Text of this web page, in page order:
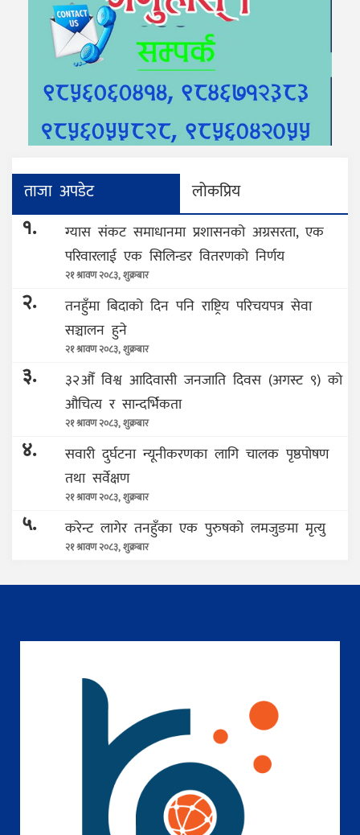
ताजा अपडेट लोकप्रिय
१.
ग्यास संकट समाधानमा प्रशासनको अग्रसरता, एक
परिवारलाई एक सिलिन्डर वितरणको निर्णय
२१ श्रावण २०८३, शुक्रबार
२.
तनहुँमा बिदाको दिन पनि राष्ट्रिय परिचयपत्र सेवा
सञ्चालन हुने
२१ श्रावण २०८३, शुक्रबार
३.
३२औँ विश्व आदिवासी जनजाति दिवस (अगस्ट ९) को
औचित्य र सान्दर्भिकता
२१ श्रावण २०८३, शुक्रबार
४.
सवारी दुर्घटना न्यूनीकरणका लागि चालक पृष्ठपोषण
तथा सर्वेक्षण
२१ श्रावण २०८३, शुक्रबार
५. करेन्ट लागेर तनहुँका एक पुरुषको लमजुङमा मृत्यु
२१ श्रावण २०८३, शुक्रबार